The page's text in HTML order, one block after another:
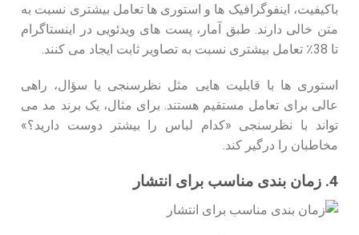
باکیفیت، اینفوگرافیک‌ ها و استوری‌ ها تعامل بیشتری نسبت به
متن خالی دارند. طبق آمار، پست‌ های ویدئویی در اینستاگرام
تا 38٪ تعامل بیشتری نسبت به تصاویر ثابت ایجاد می‌ کنند.
استوری‌ ها با قابلیت‌ هایی مثل نظرسنجی یا سؤال، راهی
عالی برای تعامل مستقیم هستند. برای مثال، یک برند مد می‌
تواند با نظرسنجی «کدام لباس را بیشتر دوست دارید؟»
مخاطبان را درگیر کند.
4. زمان‌ بندی مناسب برای انتشار